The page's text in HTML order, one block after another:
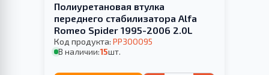
Полиуретановая втулка
переднего стабилизатора Alfa
Romeo Spider 1995-2006 2.0L
Код продукта: PP300095
В наличии:15шт.